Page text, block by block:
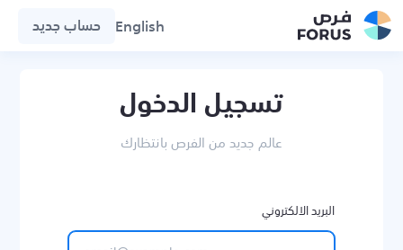
English حساب جديد
تسجيل الدخول
عالم جديد من الفرص بانتظارك
البريد الالكتروني